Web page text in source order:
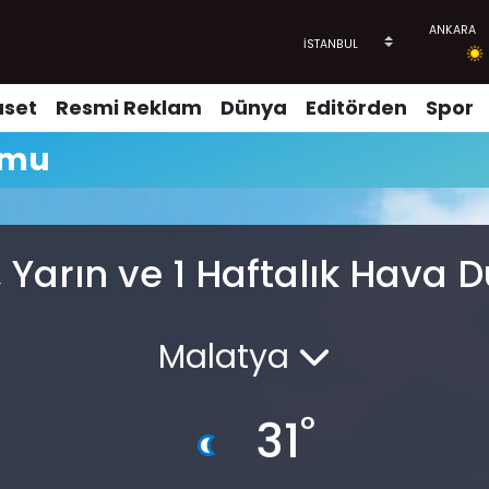
Resmi Reklam Dünya Editörden Spor
ve 1 Haftalık Hava
Malatya
31°